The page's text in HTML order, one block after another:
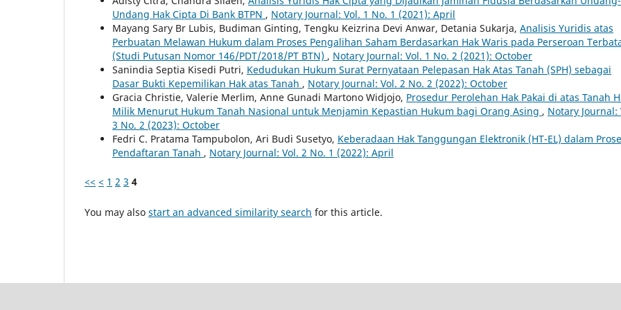
Undang Hak Cipta Di Bank BTPN , Notary Journal: Vol. 1 No. 1 (2021): April
Mayang Sary Br Lubis, Budiman Ginting, Tengku Keizrina Devi Anwar, Detania Sukarja, Analisis Yuridis atas
Perbuatan Melawan Hukum dalam Proses Pengalihan Saham Berdasarkan Hak Waris pada Perseroan
(Studi Putusan Nomor 146/PDT/2018/PT BTN) , Notary Journal: Vol. 1 No. 2 (2021): October
Sanindia Septia Kisedi Putri, Kedudukan Hukum Surat Pernyataan Pelepasan Hak Atas Tanah (SPH) sebagai
Dasar Bukti Kepemilikan Hak atas Tanah , Notary Journal: Vol. 2 No. 2 (2022): October
Gracia Christie, Valerie Merlim, Anne Gunadi Martono Widjojo, Prosedur Perolehan Hak Pakai di atas Tanah
Milik Menurut Hukum Tanah Nasional untuk Menjamin Kepastian Hukum bagi Orang Asing , Notary Journal:
3 No. 2 (2023): October
Fedri C. Pratama Tampubolon, Ari Budi Susetyo, Keberadaan Hak Tanggungan Elektronik (HT-EL) dalam
Pendaftaran Tanah , Notary Journal: Vol. 2 No. 1 (2022): April
<< < 1 2 3 4
You may also start an advanced similarity search for this article.